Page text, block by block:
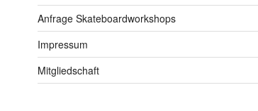
Anfrage Skateboardworkshops
Impressum
Mitgliedschaft